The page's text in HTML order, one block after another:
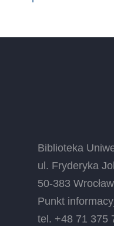
Biblioteka
ul. Fryderyka
50-383 Wrocław
Punkt
tel. +48 71 375